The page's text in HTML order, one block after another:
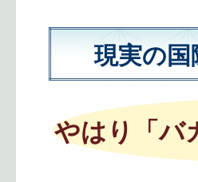
現実の
やはり「バ